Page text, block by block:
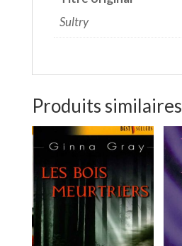
Sultry
Produits similaires